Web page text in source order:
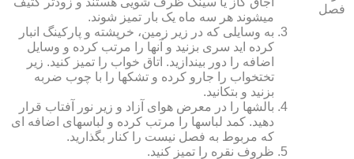
فصل
می‏شوند هر سه ماه یک بار تمیز شوند.
به وسایلی که در زیر زمین، خرپشته و پارکینگ انبار
کرده‏ اید سری بزنید و آنها را مرتب کرده و وسایل
اضافه را دور بیندازید. اتاق خواب را تمیز کنید. زیر
تختخواب را جارو کرده و تشک‏ها را با چوب ضربه
بزنید و بتکانید.
بالش‏ها را در معرض هوای آزاد و زیر نور آفتاب قرار
دهید. کمد لباس‏ها را مرتب کرده و لباس‏های اضافه ای
که مربوط به فصل نیست را کنار بگذارید.
ظروف نقره را تمیز کنید.